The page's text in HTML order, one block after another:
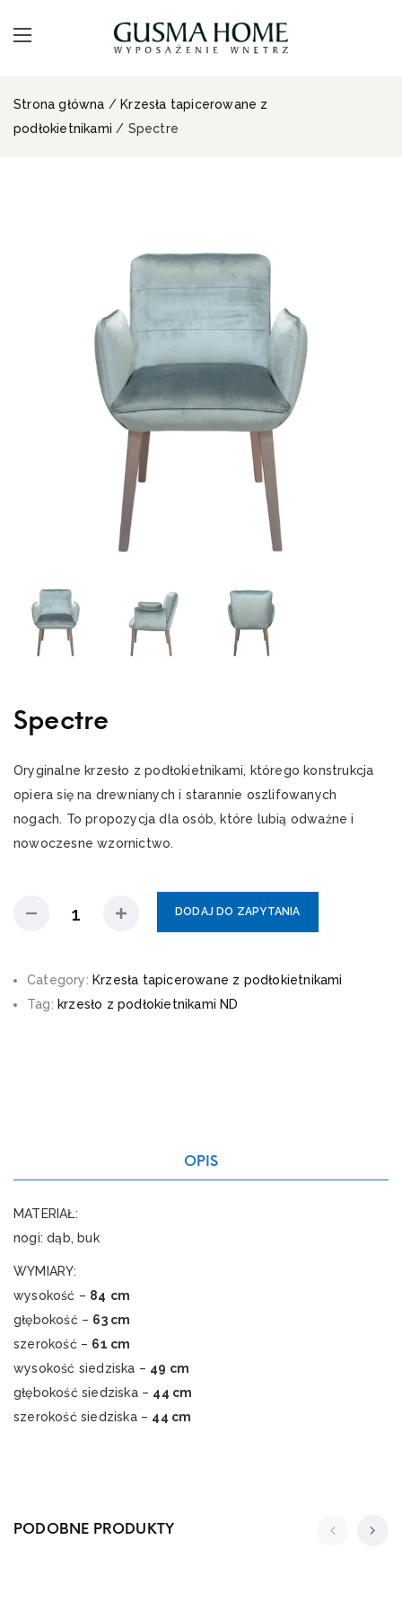
Strona główna / Krzesła tapicerowane z
podłokietnikami / Spectre
Spectre
Oryginalne krzesło z podłokietnikami, którego konstrukcja
opiera się na drewnianych i starannie oszlifowanych
nogach. To propozycja dla osób, które lubią odważne i
nowoczesne wzornictwo.
DODAJ DO ZAPYTANIA
Category: Krzesła tapicerowane z podłokietnikami
Tag: krzesło z podłokietnikami ND
OPIS
MATERIAŁ:
nogi: dąb, buk
WYMIARY:
wysokość – 84 cm
głębokość – 63 cm
szerokość – 61 cm
wysokość siedziska – 49 cm
głębokość siedziska – 44 cm
szerokość siedziska – 44 cm
PODOBNE PRODUKTY